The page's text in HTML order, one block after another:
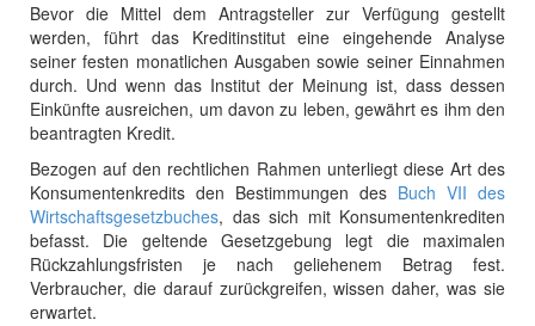
Bevor die Mittel dem Antragsteller zur Verfügung gestellt
werden, führt das Kreditinstitut eine eingehende Analyse
seiner festen monatlichen Ausgaben sowie seiner Einnahmen
durch. Und wenn das Institut der Meinung ist, dass dessen
Einkünfte ausreichen, um davon zu leben, gewährt es ihm den
beantragten Kredit.
Bezogen auf den rechtlichen Rahmen unterliegt diese Art des
Konsumentenkredits den Bestimmungen des Buch VII des
Wirtschaftsgesetzbuches, das sich mit Konsumentenkrediten
befasst. Die geltende Gesetzgebung legt die maximalen
Rückzahlungsfristen je nach geliehenem Betrag fest.
Verbraucher, die darauf zurückgreifen, wissen daher, was sie
erwartet.